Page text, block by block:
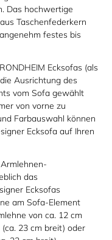
Das hochwertige
Taschenfederkern
festes bis
Ecksofas (als
Ausrichtung des
vom Sofa gewählt
von vorne zu
Farbauswahl können
Ecksofa auf Ihren
das
Ecksofas
am Sofa-Element
von ca. 12 cm
23 cm breit) oder